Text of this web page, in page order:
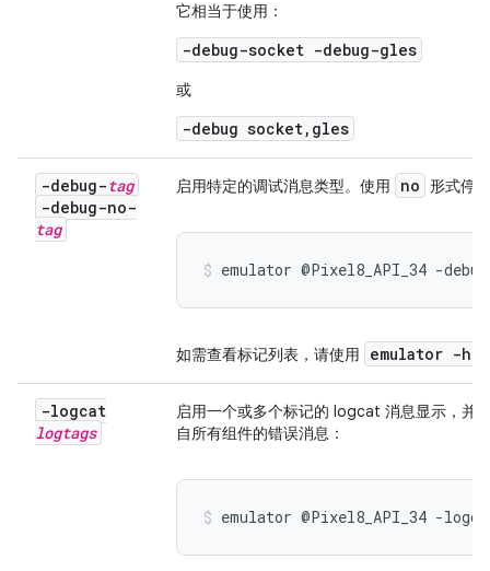
它相当于使用：
-debug-socket -debug-gles
或
-debug socket,gles
-debug-tag
-debug-no-
tag
启用特定的调试消息类型。使用 no 形式停
emulator @Pixel8_API_34 -
如需查看标记列表，请使用 emulator -
-logcat
logtags
启用一个或多个标记的 logcat 消息显示，并
自所有组件的错误消息：
emulator @Pixel8_API_34 -